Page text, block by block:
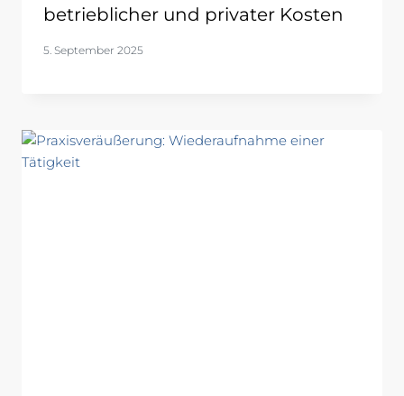
betrieblicher und privater Kosten
5. September 2025